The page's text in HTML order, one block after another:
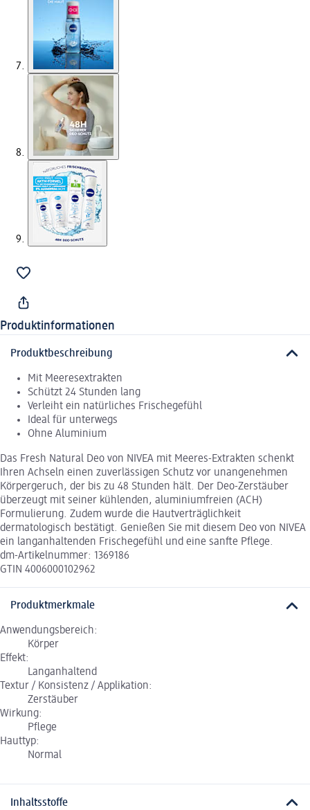
Produktinformationen
Produktbeschreibung
Mit Meeresextrakten
Schützt 24 Stunden lang
Verleiht ein natürliches Frischegefühl
Ideal für unterwegs
Ohne Aluminium
Das Fresh Natural Deo von NIVEA mit Meeres-Extrakten schenkt
Ihren Achseln einen zuverlässigen Schutz vor unangenehmen
Körpergeruch, der bis zu 48 Stunden hält. Der Deo-Zerstäuber
überzeugt mit seiner kühlenden, aluminiumfreien (ACH)
Formulierung. Zudem wurde die Hautverträglichkeit
dermatologisch bestätigt. Genießen Sie mit diesem Deo von NIVEA
ein langanhaltenden Frischegefühl und eine sanfte Pflege.
dm-Artikelnummer: 1369186
GTIN 4006000102962
Produktmerkmale
Anwendungsbereich:
Körper
Effekt:
Langanhaltend
Textur / Konsistenz / Applikation:
Zerstäuber
Wirkung:
Pflege
Hauttyp:
Normal
Inhaltsstoffe